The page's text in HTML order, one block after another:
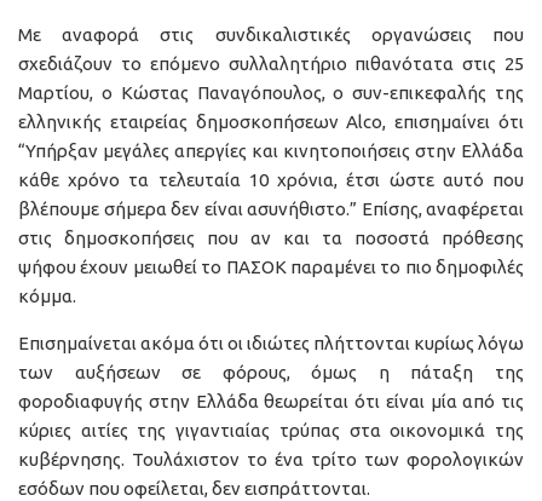
Με αναφορά στις συνδικαλιστικές οργανώσεις που
σχεδιάζουν το επόμενο συλλαλητήριο πιθανότατα στις 25
Μαρτίου, ο Κώστας Παναγόπουλος, ο συν-επικεφαλής της
ελληνικής εταιρείας δημοσκοπήσεων Alco, επισημαίνει ότι
“Υπήρξαν μεγάλες απεργίες και κινητοποιήσεις στην Ελλάδα
κάθε χρόνο τα τελευταία 10 χρόνια, έτσι ώστε αυτό που
βλέπουμε σήμερα δεν είναι ασυνήθιστο.” Επίσης, αναφέρεται
στις δημοσκοπήσεις που αν και τα ποσοστά πρόθεσης
ψήφου έχουν μειωθεί το ΠΑΣΟΚ παραμένει το πιο δημοφιλές
κόμμα.
Επισημαίνεται ακόμα ότι οι ιδιώτες πλήττονται κυρίως λόγω
των αυξήσεων σε φόρους, όμως η πάταξη της
φοροδιαφυγής στην Ελλάδα θεωρείται ότι είναι μία από τις
κύριες αιτίες της γιγαντιαίας τρύπας στα οικονομικά της
κυβέρνησης. Τουλάχιστον το ένα τρίτο των φορολογικών
εσόδων που οφείλεται, δεν εισπράττονται.